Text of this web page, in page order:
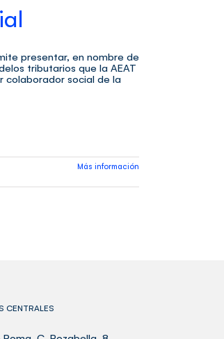
presentar, en nombre de
tributarios que la AEAT
colaborador social de la
Más información
CENTRALES